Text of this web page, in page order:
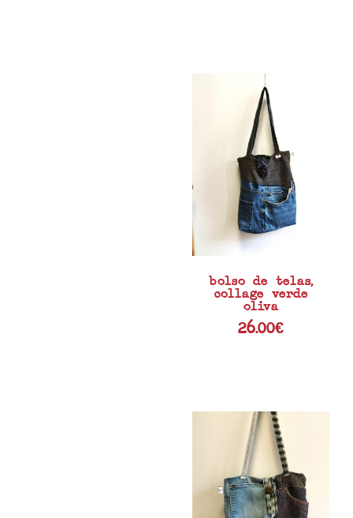
bolso de telas,
collage verde
oliva
26.00€